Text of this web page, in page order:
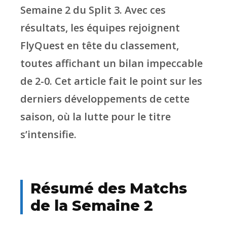
Semaine 2 du Split 3. Avec ces
résultats, les équipes rejoignent
FlyQuest en tête du classement,
toutes affichant un bilan impeccable
de 2-0. Cet article fait le point sur les
derniers développements de cette
saison, où la lutte pour le titre
s’intensifie.
Résumé des Matchs
de la Semaine 2